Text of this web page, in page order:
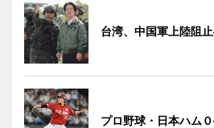
台湾、中国軍上陸阻
プロ野球・日本ハム